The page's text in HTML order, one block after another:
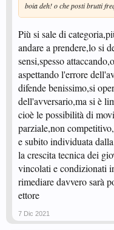
boia deh! o che posti brutti
Più si sale di
andare a prendere,lo si
sensi,spesso
aspettando l'errore
difende benissimo,si
dell'avversario,ma si è
cioè le possibilità di
parziale,non
e subito individuata
la crescita tecnica dei
vincolati e condizionati
rimediare davvero sarà
ettore
7 Dic 2021